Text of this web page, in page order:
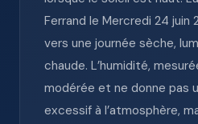
Ferrand le Mercredi 24 juin
vers une journée sèche,
chaude. L’humidité,
modérée et ne donne pas
excessif à l’atmosphère,